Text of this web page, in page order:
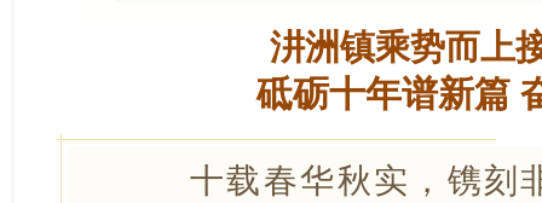
汫洲镇乘势而上
砥砺十年谱新篇
十载春华秋实，镌刻